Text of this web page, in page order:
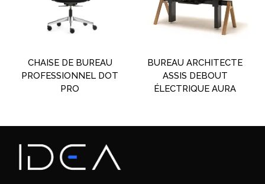
CHAISE DE BUREAU
PROFESSIONNEL DOT
PRO
BUREAU ARCHITECTE
ASSIS DEBOUT
ÉLECTRIQUE AURA